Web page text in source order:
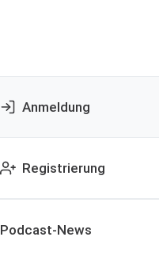
Anmeldung
Registrierung
Podcast-News